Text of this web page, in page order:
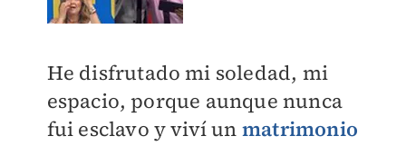
He disfrutado mi soledad, mi
espacio, porque aunque nunca
fui esclavo y viví un matrimonio